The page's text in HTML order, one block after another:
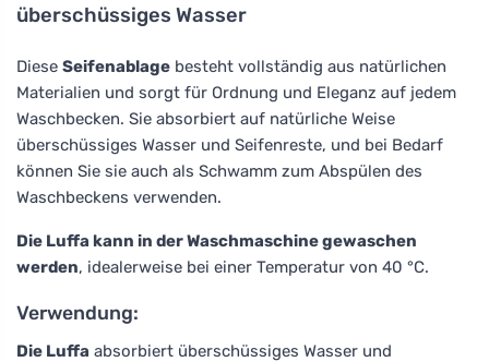
überschüssiges Wasser
Diese Seifenablage besteht vollständig aus natürlichen
Materialien und sorgt für Ordnung und Eleganz auf jedem
Waschbecken. Sie absorbiert auf natürliche Weise
überschüssiges Wasser und Seifenreste, und bei Bedarf
können Sie sie auch als Schwamm zum Abspülen des
Waschbeckens verwenden.
Die Luffa kann in der Waschmaschine gewaschen
werden, idealerweise bei einer Temperatur von 40 °C.
Verwendung:
Die Luffa absorbiert überschüssiges Wasser und